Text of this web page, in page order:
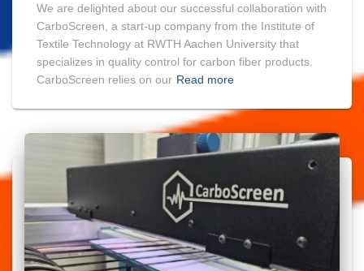
We are delighted about our successful collaboration with
CarboScreen, a start-up company from the Institute of
Textile Technology at RWTH Aachen University that
specializes in quality control for carbon fiber products.
CarboScreen relies on our Read more